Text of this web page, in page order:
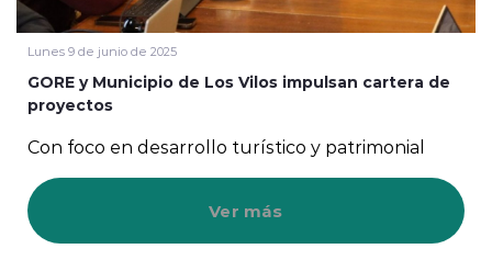
Lunes 9 de junio de 2025
GORE y Municipio de Los Vilos impulsan cartera de
proyectos
Con foco en desarrollo turístico y patrimonial
Ver más